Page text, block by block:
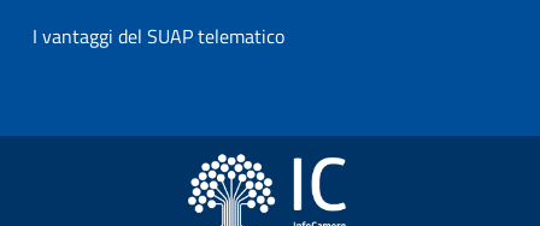
I vantaggi del SUAP telematico